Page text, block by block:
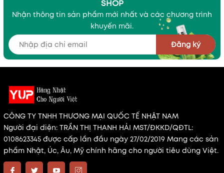
SHOP
Nhận thông tin sản phẩm mới nhất và các chương trình
khuyến mãi.
Đăng ký
CÔNG TY TNHH THƯƠNG MẠI QUỐC TẾ NHẬT NAM
Người đại diện: TRẦN THỊ THANH HẢI MST/ĐKKD/QĐTL:
0108623345 được cấp lần đầu ngày 27/02/2019 Mang các sản
phẩm Nhật, Úc, Âu, Mỹ chính hãng cho người tiêu dùng Việt.